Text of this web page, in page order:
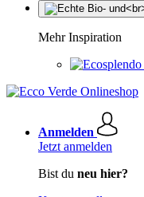
Mehr Inspiration
Anmelden
Jetzt anmelden
Bist du neu hier?